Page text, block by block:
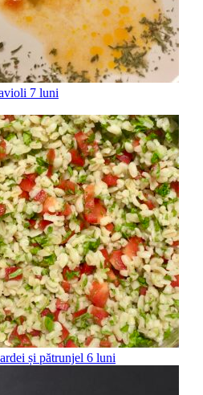
7 luni
și pătrunjel 6 luni